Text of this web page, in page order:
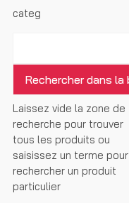
categ
Laissez vide la zone de
recherche pour trouver
tous les produits ou
saisissez un terme pour
rechercher un produit
particulier